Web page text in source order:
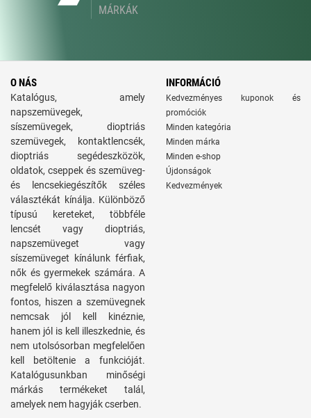
MÁRKÁK
O NÁS
Katalógus, amely
napszemüvegek,
síszemüvegek, dioptriás
szemüvegek, kontaktlencsék,
dioptriás segédeszközök,
oldatok, cseppek és szemüveg-
és lencsekiegészítők széles
választékát kínálja. Különböző
típusú kereteket, többféle
lencsét vagy dioptriás,
napszemüveget vagy
síszemüveget kínálunk férfiak,
nők és gyermekek számára. A
megfelelő kiválasztása nagyon
fontos, hiszen a szemüvegnek
nemcsak jól kell kinéznie,
hanem jól is kell illeszkednie, és
nem utolsósorban megfelelően
kell betöltenie a funkcióját.
Katalógusunkban minőségi
márkás termékeket talál,
amelyek nem hagyják cserben.
INFORMÁCIÓ
Kedvezményes kuponok és
promóciók
Minden kategória
Minden márka
Minden e-shop
Újdonságok
Kedvezmények